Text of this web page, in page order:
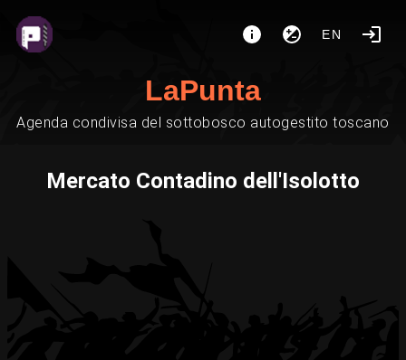
EN
LaPunta
Agenda condivisa del sottobosco autogestito toscano
Mercato Contadino dell'Isolotto